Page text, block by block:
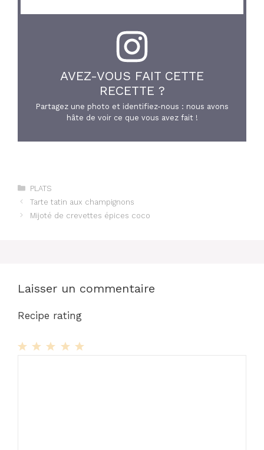
AVEZ-VOUS FAIT CETTE
RECETTE ?
Partagez une photo et identifiez-nous : nous avons
hâte de voir ce que vous avez fait !
Catégories
PLATS
Tarte tatin aux champignons
Mijoté de crevettes épices coco
Laisser un commentaire
Recipe rating